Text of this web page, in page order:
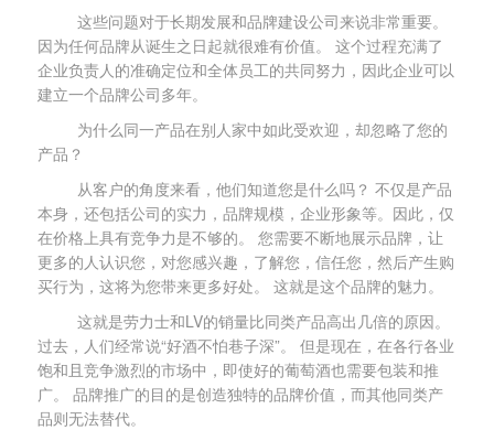
这些问题对于长期发展和品牌建设公司来说非常重要。
因为任何品牌从诞生之日起就很难有价值。 这个过程充满了
企业负责人的准确定位和全体员工的共同努力，因此企业可以
建立一个品牌公司多年。
为什么同一产品在别人家中如此受欢迎，却忽略了您的
产品？
从客户的角度来看，他们知道您是什么吗？ 不仅是产品
本身，还包括公司的实力，品牌规模，企业形象等。因此，仅
在价格上具有竞争力是不够的。 您需要不断地展示品牌，让
更多的人认识您，对您感兴趣，了解您，信任您，然后产生购
买行为，这将为您带来更多好处。 这就是这个品牌的魅力。
这就是劳力士和LV的销量比同类产品高出几倍的原因。
过去，人们经常说“好酒不怕巷子深”。 但是现在，在各行各业
饱和且竞争激烈的市场中，即使好的葡萄酒也需要包装和推
广。 品牌推广的目的是创造独特的品牌价值，而其他同类产
品则无法替代。